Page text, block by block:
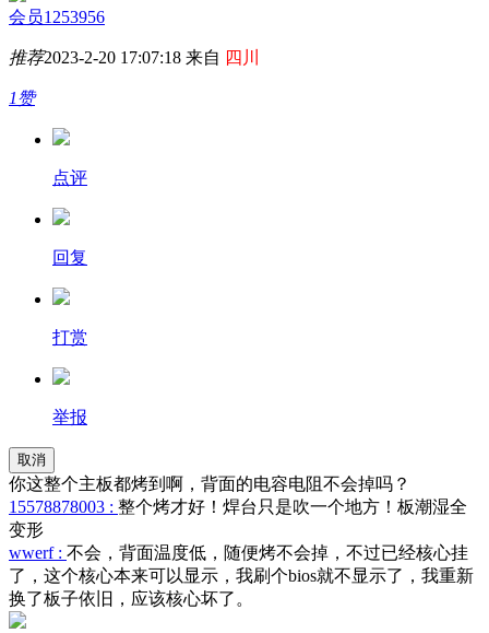
会员1253956
推荐2023-2-20 17:07:18 来自 四川
1赞
点评
回复
打赏
举报
取消
你这整个主板都烤到啊，背面的电容电阻不会掉吗？
15578878003 : 整个烤才好！焊台只是吹一个地方！板潮湿全
变形
wwerf : 不会，背面温度低，随便烤不会掉，不过已经核心挂
了，这个核心本来可以显示，我刷个bios就不显示了，我重新
换了板子依旧，应该核心坏了。